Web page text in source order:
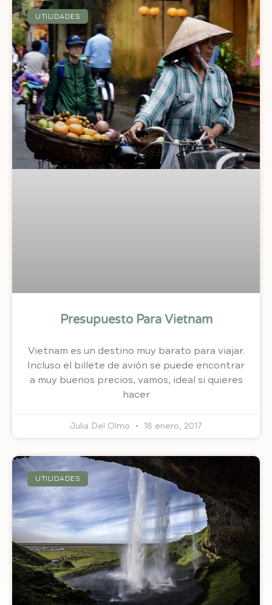
UTILIDADES
Presupuesto Para Vietnam
Vietnam es un destino muy barato para viajar.
Incluso el billete de avión se puede encontrar
a muy buenos precios, vamos, ideal si quieres
hacer
Julia Del Olmo 18 enero, 2017
UTILIDADES